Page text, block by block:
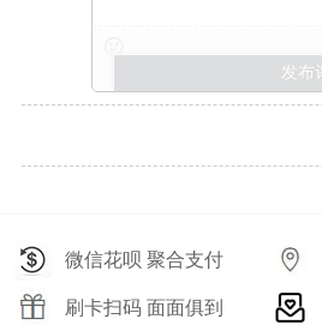
微信花呗 聚合支付
刷卡扫码 面面俱到